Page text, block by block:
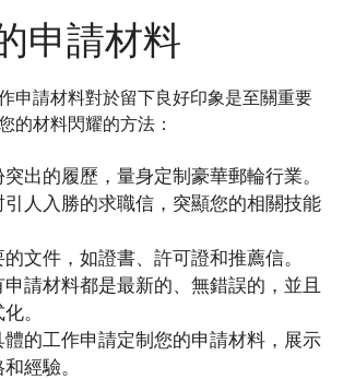
申請材料
申請材料對於留下良好印象是至關重要
的材料閃耀的方法：
出的履歷，量身定制豪華郵輪行業。
引人入勝的求職信，突顯您的相關技能
文件，如證書、許可證和推薦信。
請材料都是最新的、無錯誤的，並且
。
體的工作申請定制您的申請材料，展示
經驗。